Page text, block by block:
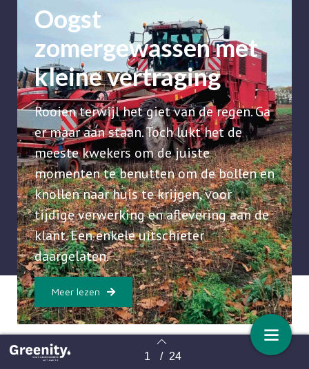
Terug naar overzicht 1 / 24
Oogst
zomergewassen met
kleine vertraging
Rooien terwijl het giet van de regen. Ga
er maar aan staan. Toch lukt het de
meeste kwekers om de juiste
momenten te benutten om de bollen en
knollen naar huis te krijgen, voor
tijdige verwerking en aflevering aan de
klant. Een enkele uitschieter
daargelaten.
Meer lezen